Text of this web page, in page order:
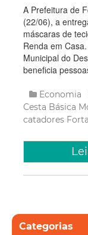
A Prefeitura de
(22/06), a
máscaras de
Renda em
Municipal do
beneficia
Economia
Cesta Básica
catadores
Categorias